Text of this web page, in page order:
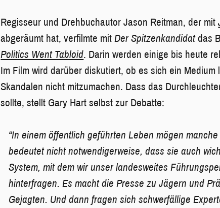
Regisseur und Drehbuchautor Jason Reitman, der mit
abgeräumt hat, verfilmte mitDer Spitzenkandidatdas
Politics Went Tabloid. Darin werden einige bis heute
Im Film wird darüber diskutiert, ob es sich ein
Skandalen nicht mitzumachen. Dass das
sollte, stellt Gary Hart selbst zur Debatte:
“In einem öffentlich geführten Leben mögen
bedeutet nicht notwendigerweise, dass sie auch
System, mit dem wir unser landesweites
hinterfragen. Es macht die Presse zu Jägern und
Gejagten. Und dann fragen sich schwerfällige